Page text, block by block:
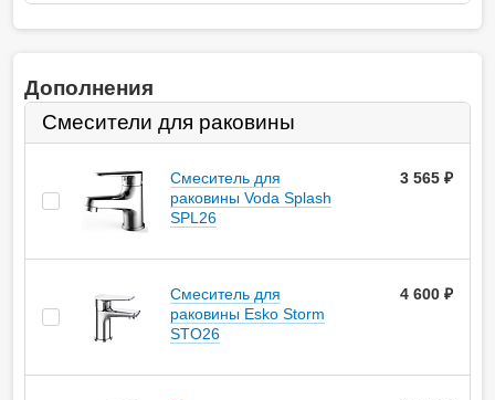
Дополнения
Смесители для раковины
Смеситель для
раковины Voda Splash
SPL26
3 565
Смеситель для
раковины Esko Storm
STO26
4 600